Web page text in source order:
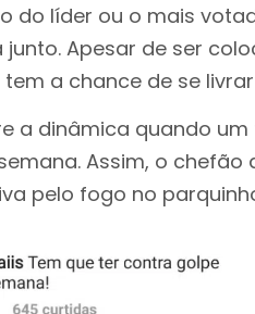
do líder ou o mais
Apesar de ser
a chance de se
a dinâmica quando
Assim, o
pelo fogo no